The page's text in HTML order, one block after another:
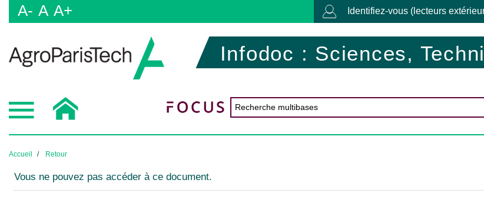
A- A A+ Identifiez-vous (lecteurs
Infodoc : Sciences,
Accueil Retour
Vous ne pouvez pas accéder à ce document.